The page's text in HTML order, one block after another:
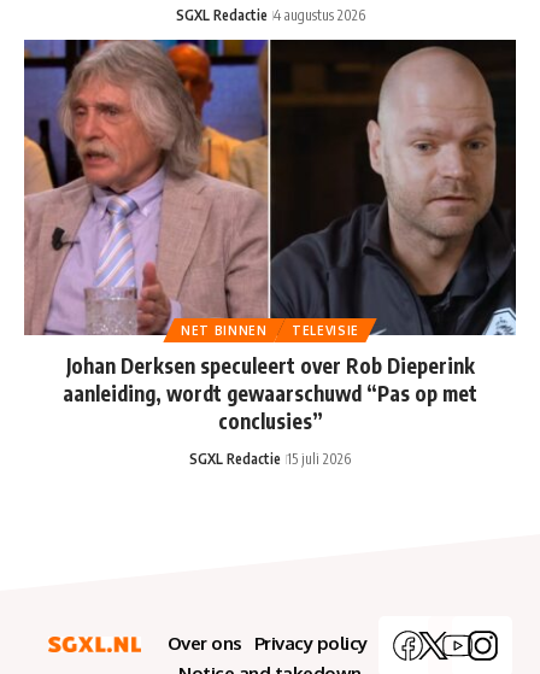
SGXL Redactie 4 augustus 2026
NET BINNEN TELEVISIE
Johan Derksen speculeert over Rob Dieperink
aanleiding, wordt gewaarschuwd “Pas op met
conclusies”
SGXL Redactie 15 juli 2026
Over ons
Privacy policy